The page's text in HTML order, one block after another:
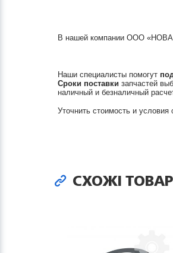
В нашей компании ООО
Наши специалисты помогут
Сроки поставки запчастей
наличный и безналичный
Уточнить стоимость и
СХОЖІ